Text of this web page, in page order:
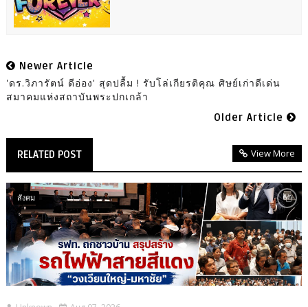
Newer Article
'ดร.วิภารัตน์ ดีอ่อง' สุดปลื้ม ! รับโล่เกียรติคุณ ศิษย์เก่าดีเด่น
สมาคมแห่งสถาบันพระปกเกล้า
Older Article
RELATED POST View More
สังคม